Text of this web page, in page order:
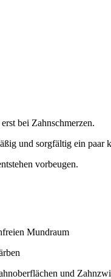
bei Zahnschmerzen.
und sorgfältig ein
vorbeugen.
Mundraum
und